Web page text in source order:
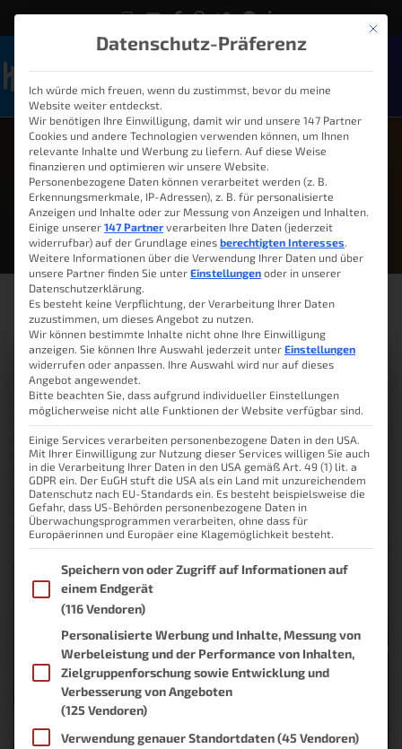
März 18, 2018
Mit
Datenschutz-Präferenz
Ich würde mich freuen, wenn du zustimmst, bevor du meine
Website weiter entdeckst.
Wir benötigen Ihre Einwilligung, damit wir und unsere 147 Partner
Cookies und andere Technologien verwenden können, um Ihnen
relevante Inhalte und Werbung zu liefern. Auf diese Weise
finanzieren und optimieren wir unsere Website.
Personenbezogene Daten können verarbeitet werden (z. B.
Erkennungsmerkmale, IP-Adressen), z. B. für personalisierte
Anzeigen und Inhalte oder zur Messung von Anzeigen und Inhalten.
Einige unserer 147 Partner verarbeiten Ihre Daten (jederzeit
widerrufbar) auf der Grundlage eines berechtigten Interesses.
Weitere Informationen über die Verwendung Ihrer Daten und über
unsere Partner finden Sie unter Einstellungen oder in unserer
Datenschutzerklärung.
Es besteht keine Verpflichtung, der Verarbeitung Ihrer Daten
zuzustimmen, um dieses Angebot zu nutzen.
Wir können bestimmte Inhalte nicht ohne Ihre Einwilligung
anzeigen. Sie können Ihre Auswahl jederzeit unter Einstellungen
widerrufen oder anpassen. Ihre Auswahl wird nur auf dieses
Angebot angewendet.
Bitte beachten Sie, dass aufgrund individueller Einstellungen
möglicherweise nicht alle Funktionen der Website verfügbar sind.
Einige Services verarbeiten personenbezogene Daten in den USA.
Mit Ihrer Einwilligung zur Nutzung dieser Services willigen Sie auch
in die Verarbeitung Ihrer Daten in den USA gemäß Art. 49 (1) lit. a
GDPR ein. Der EuGH stuft die USA als ein Land mit unzureichendem
Datenschutz nach EU-Standards ein. Es besteht beispielsweise die
Gefahr, dass US-Behörden personenbezogene Daten in
Überwachungsprogrammen verarbeiten, ohne dass für
Europäerinnen und Europäer eine Klagemöglichkeit besteht.
Im Folgenden finden Sie eine Liste der Zwecke des IAB
Speichern von oder Zugriff auf Informationen auf
einem Endgerät
(116 Vendoren)
Personalisierte Werbung und Inhalte, Messung von
Werbeleistung und der Performance von Inhalten,
Zielgruppenforschung sowie Entwicklung und
Verbesserung von Angeboten
(125 Vendoren)
Verwendung genauer Standortdaten(45 Vendoren)